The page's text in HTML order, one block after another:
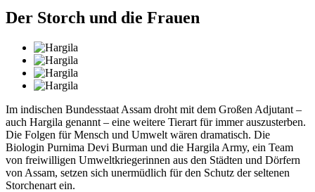
Der Storch und die Frauen
Im indischen Bundesstaat Assam droht mit dem Großen Adjutant –
auch Hargila genannt – eine weitere Tierart für immer auszusterben.
Die Folgen für Mensch und Umwelt wären dramatisch. Die
Biologin Purnima Devi Burman und die Hargila Army, ein Team
von freiwilligen Umweltkriegerinnen aus den Städten und Dörfern
von Assam, setzen sich unermüdlich für den Schutz der seltenen
Storchenart ein.